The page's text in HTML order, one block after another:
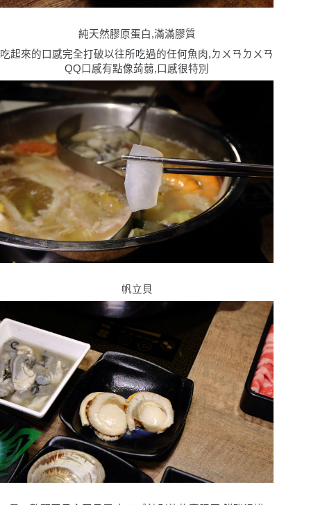
純天然膠原蛋白,滿滿膠質
吃起來的口感完全打破以往所吃過的任何魚肉,ㄉㄨㄢㄉㄨㄢ
QQ口感有點像蒟蒻,口感很特別
帆立貝